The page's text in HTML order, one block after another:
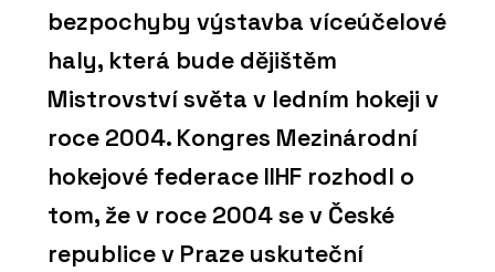
bezpochyby výstavba víceúčelové
haly, která bude dějištěm
Mistrovství světa v ledním hokeji v
roce 2004. Kongres Mezinárodní
hokejové federace IIHF rozhodl o
tom, že v roce 2004 se v České
republice v Praze uskuteční